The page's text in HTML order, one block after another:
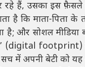
हैं, उसका इस फ़ैसले
है कि माता-पिता
है; और सोशल
(digital
में अपनी बेटी को